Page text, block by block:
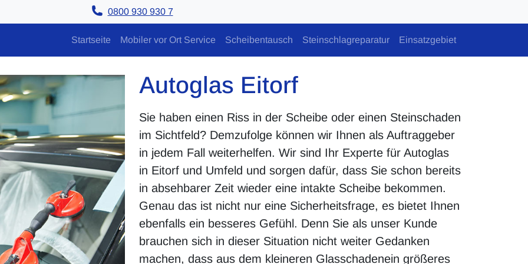
0800 930 930 7
Startseite Mobiler vor Ort Service Scheibentausch Steinschlagreparatur Einsatzgebiet
Autoglas Eitorf
Sie haben einen Riss in der Scheibe oder einen Steinschaden
im Sichtfeld? Demzufolge können wir Ihnen als Auftraggeber
in jedem Fall weiterhelfen. Wir sind Ihr Experte für Autoglas
in Eitorf und Umfeld und sorgen dafür, dass Sie schon bereits
in absehbarer Zeit wieder eine intakte Scheibe bekommen.
Genau das ist nicht nur eine Sicherheitsfrage, es bietet Ihnen
ebenfalls ein besseres Gefühl. Denn Sie als unser Kunde
brauchen sich in dieser Situation nicht weiter Gedanken
machen, dass aus dem kleineren Glasschadenein größeres